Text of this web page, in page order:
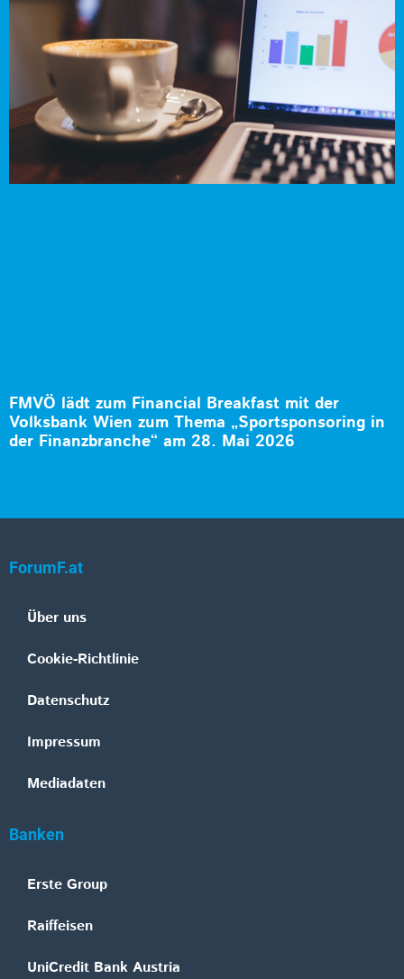
FMVÖ lädt zum Financial Breakfast mit der
Volksbank Wien zum Thema „Sportsponsoring in
der Finanzbranche“ am 28. Mai 2026
ForumF.at
Über uns
Cookie-Richtlinie
Datenschutz
Impressum
Mediadaten
Banken
Erste Group
Raiffeisen
UniCredit Bank Austria